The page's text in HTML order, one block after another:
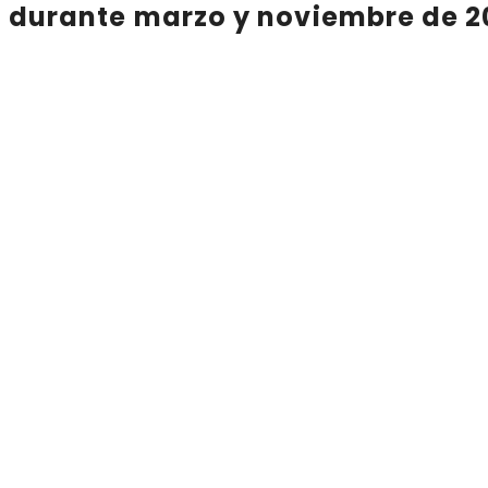
durante marzo y noviembre de